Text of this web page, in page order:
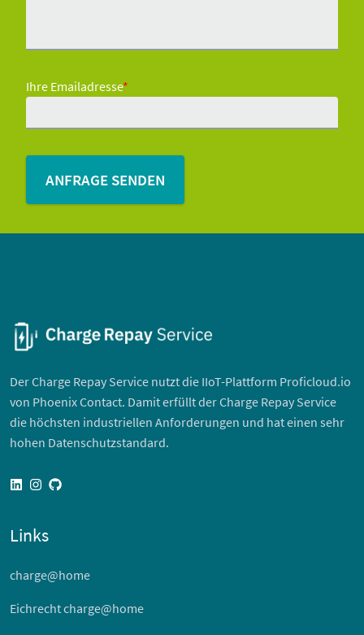
Ihre Emailadresse*
Der Charge Repay Service nutzt die IIoT-Plattform Proficloud.io
von Phoenix Contact. Damit erfüllt der Charge Repay Service
die höchsten industriellen Anforderungen und hat einen sehr
hohen Datenschutzstandard.
linkedininstagram
github
Links
charge@home
Eichrecht charge@home